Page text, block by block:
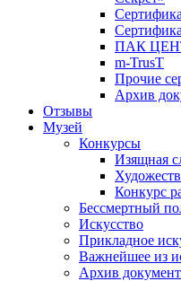
ПАК
m-TrusT
Прочие
Архив
Отзывы
Музей
Конкурсы
Изящная
Конкурс
Бессмертный
Искусство
Прикладное
Важнейшее из
Архив